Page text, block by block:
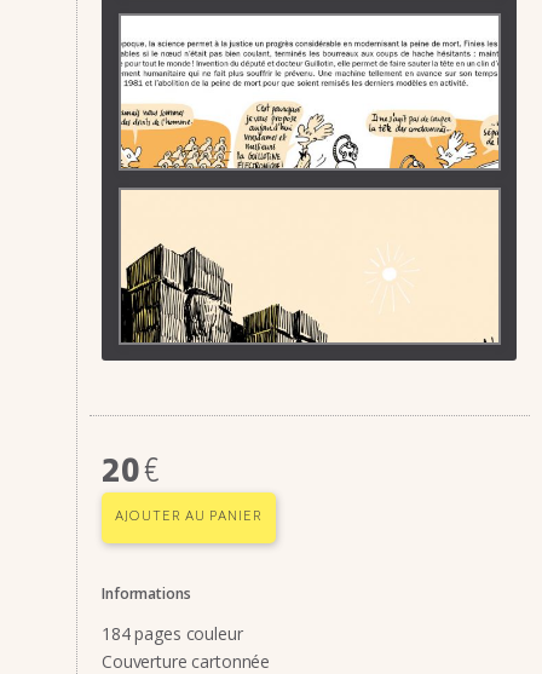
20€
AJOUTER AU PANIER
Informations
184 pages couleur
Couverture cartonnée